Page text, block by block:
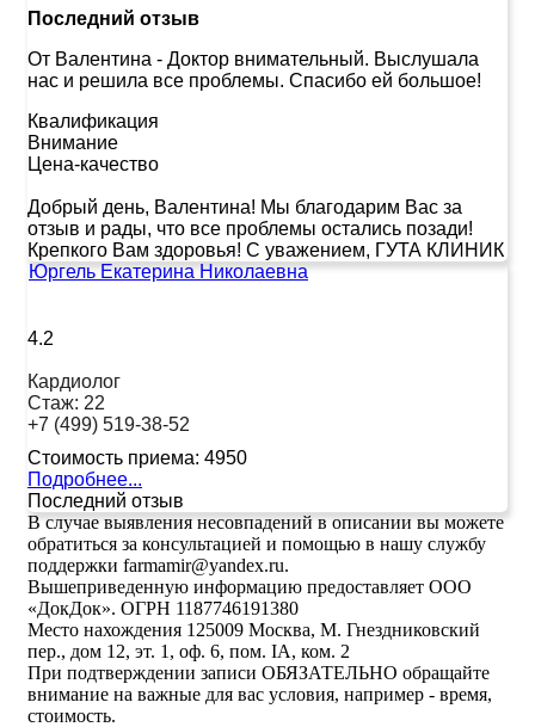
Последний отзыв
От Валентина - Доктор внимательный. Выслушала
нас и решила все проблемы. Спасибо ей большое!
Квалификация
Внимание
Цена-качество
Добрый день, Валентина! Мы благодарим Вас за
отзыв и рады, что все проблемы остались позади!
Крепкого Вам здоровья! С уважением, ГУТА КЛИНИК
Юргель Екатерина Николаевна
4.2
Кардиолог
Стаж: 22
+7 (499) 519-38-52
Стоимость приема: 4950
Подробнее...
Последний отзыв
В случае выявления несовпадений в описании вы можете
обратиться за консультацией и помощью в нашу службу
поддержки farmamir@yandex.ru.
Вышеприведенную информацию предоставляет ООО
«ДокДок». ОГРН 1187746191380
Место нахождения 125009 Москва, М. Гнездниковский
пер., дом 12, эт. 1, оф. 6, пом. IA, ком. 2
При подтверждении записи ОБЯЗАТЕЛЬНО обращайте
внимание на важные для вас условия, например - время,
стоимость.